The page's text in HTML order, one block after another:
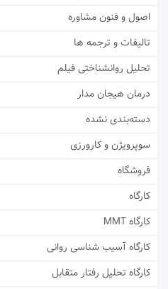
اصول و فنون مشاوره
تالیفات و ترجمه ها
تحلیل روانشناختی فیلم
درمان هیجان مدار
دسته‌بندی نشده
سوپرویژن و کارورزی
فروشگاه
کارگاه
کارگاه MMT
کارگاه آسیب شناسی روانی
کارگاه تحلیل رفتار متقابل